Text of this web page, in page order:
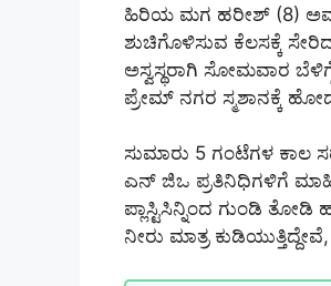
ಹಿರಿಯ ಮಗ ಹರೀಶ್ (8)
ಶುಚಿಗೊಳಿಸುವ ಕೆಲಸಕ್ಕೆ
ಅಸ್ವಸ್ಥರಾಗಿ ಸೋಮವಾರ
ಪ್ರೇಮ್ ನಗರ ಸ್ಮಶಾನಕ್ಕೆ
ಸುಮಾರು 5 ಗಂಟೆಗಳ ಕಾಲ
ಎನ್ ಜಿಒ ಪ್ರತಿನಿಧಿಗಳಿಗೆ
ಪ್ಲಾಸ್ಟಿಸಿನ್ನಿಂದ ಗುಂಡಿ
ನೀರು ಮಾತ್ರ